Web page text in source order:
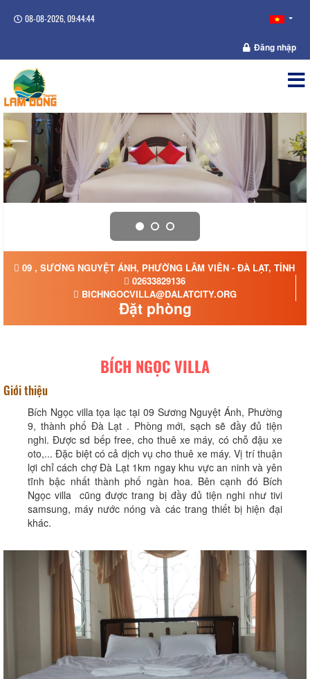
08-08-2026, 09:44:45
Đăng nhập
09 , SƯƠNG NGUYỆT ÁNH, PHƯỜNG LÂM VIÊN - ĐÀ LẠT, TỈNH
02633829136
BICHNGOCVILLA@DALATCITY.ORG
Đặt phòng
BÍCH NGỌC VILLA
Giới thiệu
Bích Ngọc villa tọa lạc tại 09 Sương Nguyệt Ánh, Phường
9, thành phố Đà Lạt . Phòng mới, sạch sẽ đầy đủ tiện
nghi. Được sd bếp free, cho thuê xe máy, có chỗ đậu xe
oto,... Đặc biệt có cả dịch vụ cho thuê xe máy. Vị trí thuận
lợi chỉ cách chợ Đà Lạt 1km ngay khu vực an ninh và yên
tĩnh bậc nhất thành phố ngàn hoa. Bên cạnh đó Bích
Ngọc villa cũng được trang bị đầy đủ tiện nghi như tivi
samsung, máy nước nóng và các trang thiết bị hiện đại
khác.